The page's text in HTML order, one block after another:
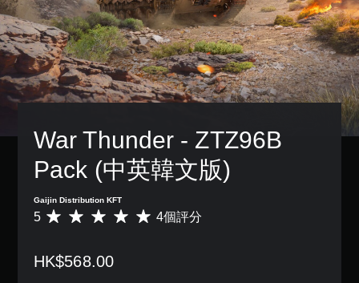
War Thunder - ZTZ96B
Pack (中英韓文版)
Gaijin Distribution KFT
平
分
5 4個評分
HK$568.00